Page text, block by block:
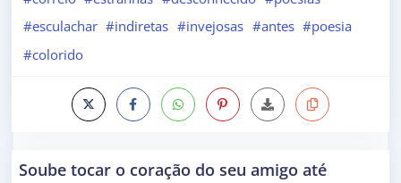
#esculachar #indiretas #invejosas #antes #poesia
#colorido
Soube tocar o coração do seu amigo até